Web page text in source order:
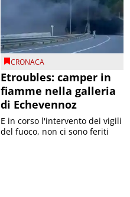
CRONACA
Etroubles: camper in
fiamme nella galleria
di Echevennoz
E in corso l'intervento dei vigili
del fuoco, non ci sono feriti